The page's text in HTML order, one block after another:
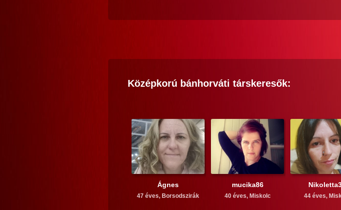
Középkorú bánhorváti társkeresők:
Ágnes
47 éves, Borsodszirák
mucika86
40 éves, Miskolc 44 éves,